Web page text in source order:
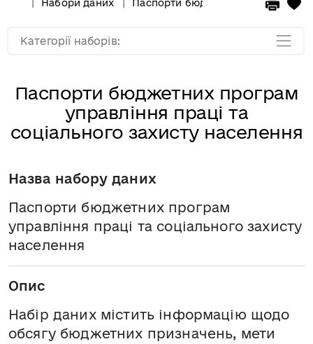
Набори даних Паспорти бюджетних програм
Паспорти бюджетних програм
управління праці та
соціального захисту населення
Назва набору даних
Паспорти бюджетних програм
управління праці та соціального захисту
населення
Опис
Набір даних містить інформацію щодо
обсягу бюджетних призначень, мети
Категорії наборів: